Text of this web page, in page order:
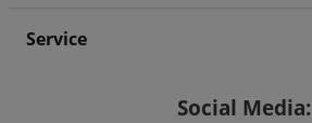
Service
Social Media: